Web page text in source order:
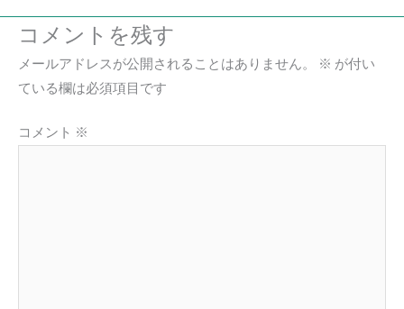
コメントを残す
メールアドレスが公開されることはありません。 ※ が付い
ている欄は必須項目です
コメント ※